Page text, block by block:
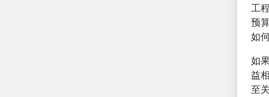
工
预
如
如
益
至